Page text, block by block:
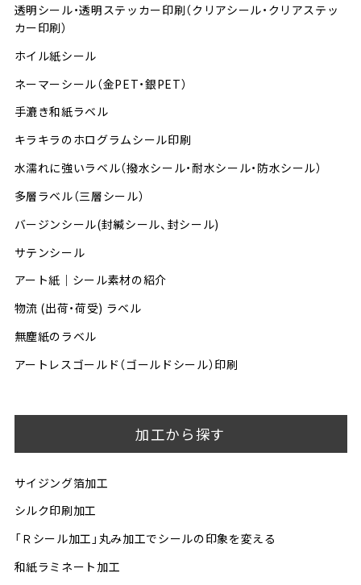
透明シール・透明ステッカー印刷（クリアシール・クリアステッ
カー印刷）
ホイル紙シール
ネーマーシール（金PET・銀PET）
手漉き和紙ラベル
キラキラのホログラムシール印刷
水濡れに強いラベル（撥水シール・耐水シール・防水シール）
多層ラベル（三層シール）
バージンシール(封緘シール、封シール)
サテンシール
アート紙｜シール素材の紹介
物流 (出荷・荷受) ラベル
無塵紙のラベル
アートレスゴールド（ゴールドシール）印刷
加工から探す
サイジング箔加工
シルク印刷加工
「Ｒシール加工」丸み加工でシールの印象を変える
和紙ラミネート加工